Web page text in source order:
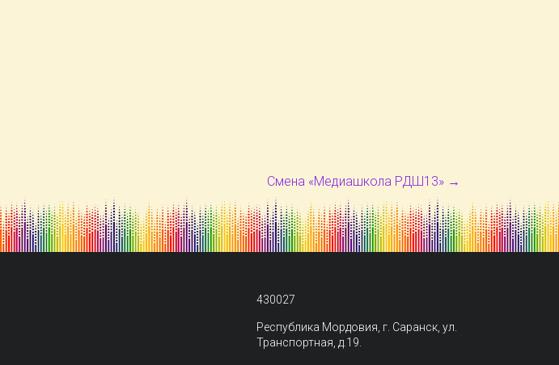
Смена «Медиашкола РДШ13» →
430027
Республика Мордовия, г. Саранск, ул.
Транспортная, д.19.